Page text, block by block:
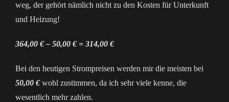
weg, der gehört nämlich nicht zu den Kosten für Unterkunft
und Heizung!
364,00 € – 50,00 € = 314,00 €
Bei den heutigen Strompreisen werden mir die meisten bei
50,00 €wohl zustimmen, da ich sehr viele kenne, die
wesentlich mehr zahlen.